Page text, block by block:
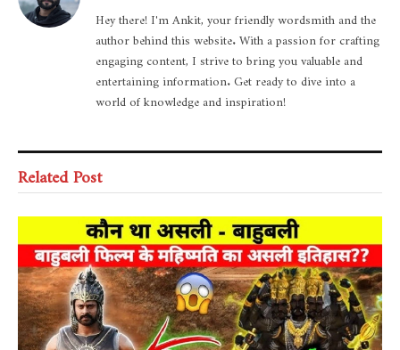
Hey there! I'm Ankit, your friendly wordsmith and the
author behind this website. With a passion for crafting
engaging content, I strive to bring you valuable and
entertaining information. Get ready to dive into a
world of knowledge and inspiration!
Related Post